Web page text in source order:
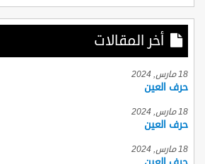
أخر المقالات
18 مارس, 2024
حرف العين
18 مارس, 2024
حرف العين
18 مارس, 2024